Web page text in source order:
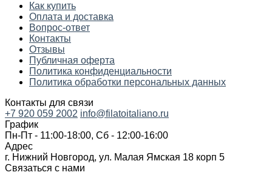
Как купить
Оплата и доставка
Вопрос-ответ
Контакты
Отзывы
Публичная оферта
Политика конфиденциальности
Политика обработки персональных данных
Контакты для связи
+7 920 059 2002 info@filatoitaliano.ru
График
Пн-Пт - 11:00-18:00, Сб - 12:00-16:00
Адрес
г. Нижний Новгород, ул. Малая Ямская 18 корп 5
Связаться с нами